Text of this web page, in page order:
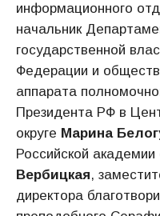
информационного
начальник
государственной
Федерации и
аппарата
Президента РФ в
округе Марина
Российской академии
Вербицкая,
директора